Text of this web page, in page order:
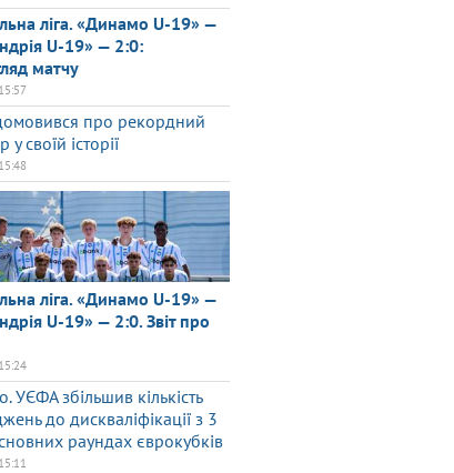
ліга. «Динамо U-19» —
U-19» — 2:0:
матчу
про рекордний
своїй історії
ліга. «Динамо U-19» —
U-19» — 2:0. Звіт про
УЄФА збільшив кількість
до дискваліфікації з 3
раундах єврокубків